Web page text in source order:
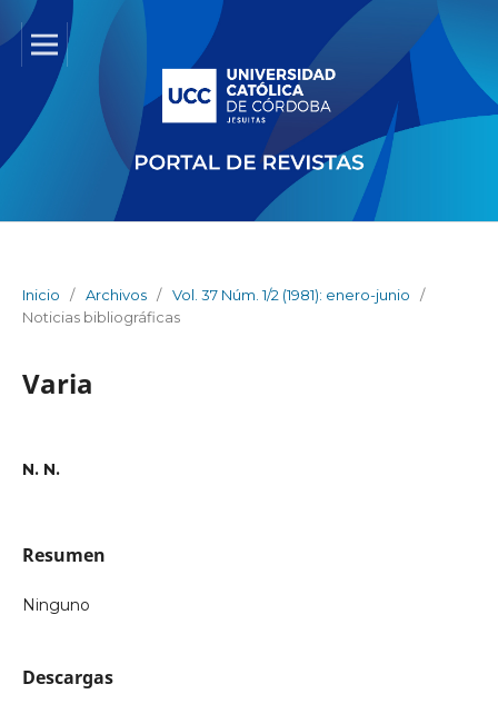
Inicio / Archivos / Vol. 37 Núm. 1/2 (1981): enero-junio
/
Noticias bibliográficas
Varia
N. N.
Resumen
Ninguno
Descargas